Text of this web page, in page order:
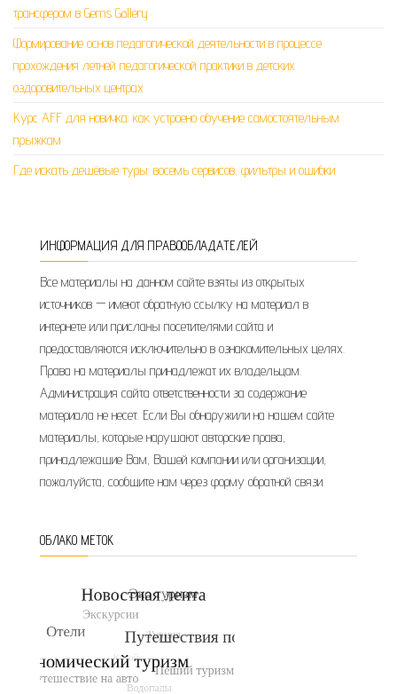
трансфером в Gems Gallery
Формирование основ педагогической деятельности в процессе
прохождения летней педагогической практики в детских
оздоровительных центрах
Курс AFF для новичка: как устроено обучение самостоятельным
прыжкам
Где искать дешёвые туры: восемь сервисов, фильтры и ошибки
ИНФОРМАЦИЯ ДЛЯ ПРАВООБЛАДАТЕЛЕЙ
Все материалы на данном сайте взяты из открытых
источников — имеют обратную ссылку на материал в
интернете или присланы посетителями сайта и
предоставляются исключительно в ознакомительных целях.
Права на материалы принадлежат их владельцам.
Администрация сайта ответственности за содержание
материала не несет. Если Вы обнаружили на нашем сайте
материалы, которые нарушают авторские права,
принадлежащие Вам, Вашей компании или организации,
пожалуйста, сообщите нам через форму обратной связи.
ОБЛАКО МЕТОК